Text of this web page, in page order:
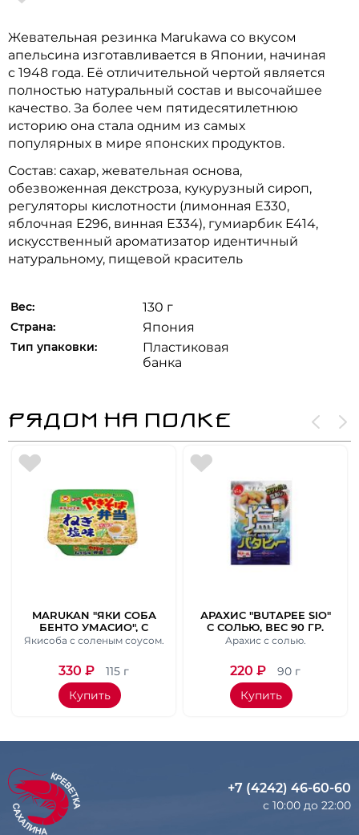
Жевательная резинка Marukawa со вкусом
апельсина изготавливается в Японии, начиная
с 1948 года. Её отличительной чертой является
полностью натуральный состав и высочайшее
качество. За более чем пятидесятилетнюю
историю она стала одним из самых
популярных в мире японских продуктов.
Состав: сахар, жевательная основа,
обезвоженная декстроза, кукурузный сироп,
регуляторы кислотности (лимонная Е330,
яблочная Е296, винная Е334), гумиарбик Е414,
искусственный ароматизатор идентичный
натуральному, пищевой краситель
Вес: 130 г
Страна: Япония
Тип упаковки:
Пластиковая
банка
РЯДОМ НА ПОЛКЕ
MARUKAN "ЯКИ СОБА
БЕНТО УМАСИО", С
АРАМАТОМ СОЛЬЮ И
ВЕС 115 ГР.
Якисоба с соленым соусом.
330 ₽
115 г
Купить
АРАХИС "BUTAPEE SIO"
С СОЛЬЮ, ВЕС 90 ГР.
Арахис с солью.
220 ₽
90 г
Купить
+7 (4242) 46-60-60
с 10:00 до 22:00